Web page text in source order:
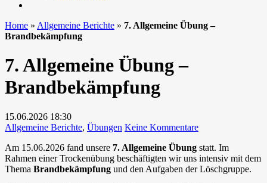
Home » Allgemeine Berichte » 7. Allgemeine Übung –
Brandbekämpfung
7. Allgemeine Übung –
Brandbekämpfung
15.06.2026 18:30
Allgemeine Berichte, Übungen Keine Kommentarezu
Allgemeine
Übung
–
Am 15.06.2026 fand unsere 7. Allgemeine Übung statt. Im
Rahmen einer Trockenübung beschäftigten wir uns intensiv mit dem
Thema Brandbekämpfung und den Aufgaben der Löschgruppe.